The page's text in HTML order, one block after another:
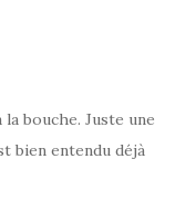
bouche. Juste une
bien entendu déjà